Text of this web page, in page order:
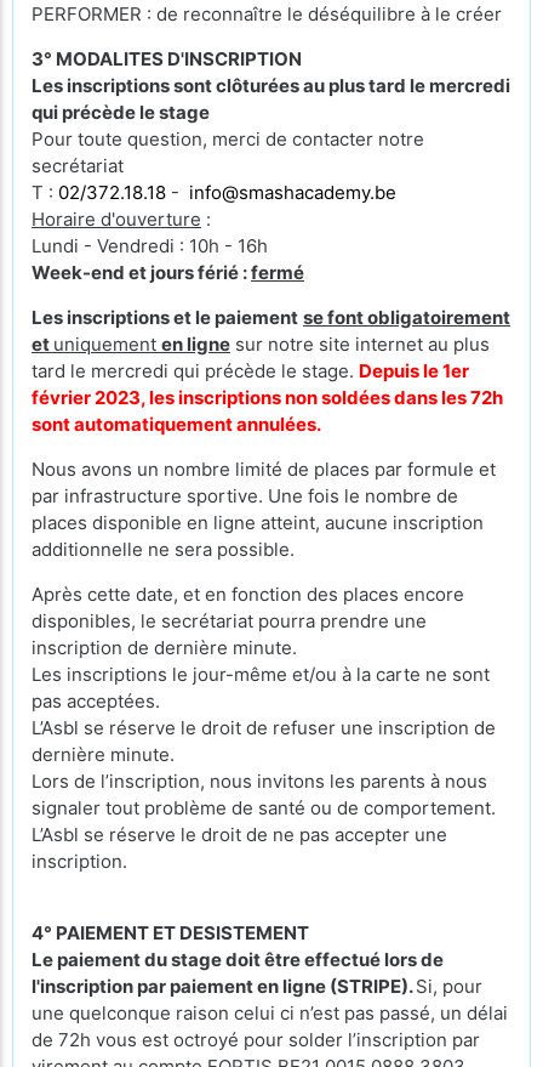
PERFORMER : de reconnaître le déséquilibre à le créer
3° MODALITES D'INSCRIPTION
Les inscriptions sont clôturées au plus tard le mercredi
qui précède le stage
Pour toute question, merci de contacter notre
secrétariat
T : 02/372.18.18 - info@smashacademy.be
Horaire d'ouverture :
Lundi - Vendredi : 10h - 16h
Week-end et jours férié :fermé
Les inscriptions et le paiement se font obligatoirement
et uniquement en ligne sur notre site internet au plus
tard le mercredi qui précède le stage. Depuis le 1er
février 2023, les inscriptions non soldées dans les 72h
sont automatiquement annulées.
Nous avons un nombre limité de places par formule et
par infrastructure sportive. Une fois le nombre de
places disponible en ligne atteint, aucune inscription
additionnelle ne sera possible.
Après cette date, et en fonction des places encore
disponibles, le secrétariat pourra prendre une
inscription de dernière minute.
Les inscriptions le jour-même et/ou à la carte ne sont
pas acceptées.
L’Asbl se réserve le droit de refuser une inscription de
dernière minute.
Lors de l’inscription, nous invitons les parents à nous
signaler tout problème de santé ou de comportement.
L’Asbl se réserve le droit de ne pas accepter une
inscription.
4° PAIEMENT ET DESISTEMENT
Le paiement du stage doit être effectué lors de
l'inscription par paiement en ligne (STRIPE).Si, pour
une quelconque raison celui ci n’est pas passé, un délai
de 72h vous est octroyé pour solder l’inscription par